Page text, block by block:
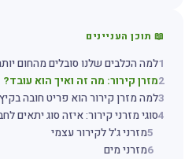
📖 תוכן העניינים
למה הכלבים שלנו סובלים מהחום
2מזרן קירור: מה זה ואיך הוא עובד?
למה מזרן קירור הוא פריט חובה
סוגי מזרני קירור: איזה סוג יתאים
מזרני ג'ל לקירור עצמי
6מזרני מים